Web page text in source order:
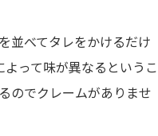
並べてタレをかけるだけ
って味が異なるというこ
のでクレームがありませ